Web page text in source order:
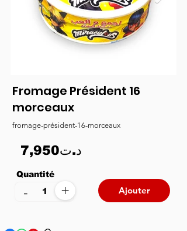
Fromage Président 16
morceaux
fromage-président-16-morceaux
7,950د.ت
Quantité
+
- Ajouter